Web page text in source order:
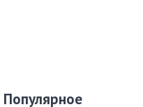
Популярное